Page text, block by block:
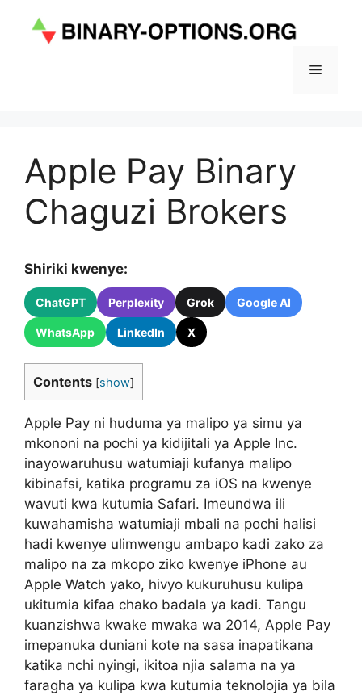
Menu
Apple Pay Binary
Chaguzi Brokers
Shiriki kwenye:
ChatGPT Perplexity Grok Google AI
WhatsApp LinkedIn X
Contents [show]
Apple Pay ni huduma ya malipo ya simu ya
mkononi na pochi ya kidijitali ya Apple Inc.
inayowaruhusu watumiaji kufanya malipo
kibinafsi, katika programu za iOS na kwenye
wavuti kwa kutumia Safari. Imeundwa ili
kuwahamisha watumiaji mbali na pochi halisi
hadi kwenye ulimwengu ambapo kadi zako za
malipo na za mkopo ziko kwenye iPhone au
Apple Watch yako, hivyo kukuruhusu kulipa
ukitumia kifaa chako badala ya kadi. Tangu
kuanzishwa kwake mwaka wa 2014, Apple Pay
imepanuka duniani kote na sasa inapatikana
katika nchi nyingi, ikitoa njia salama na ya
faragha ya kulipa kwa kutumia teknolojia ya bila